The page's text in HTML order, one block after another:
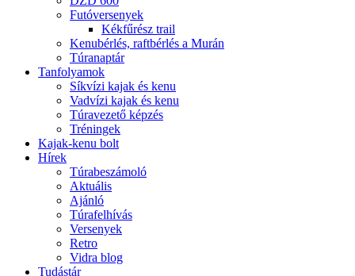
Futóversenyek
Kékfűrész trail
Kenubérlés, raftbérlés a Murán
Túranaptár
Tanfolyamok
Síkvízi kajak és kenu
Vadvízi kajak és kenu
Túravezető képzés
Tréningek
Kajak-kenu bolt
Hírek
Túrabeszámoló
Aktuális
Ajánló
Túrafelhívás
Versenyek
Retro
Vidra blog
Tudástár